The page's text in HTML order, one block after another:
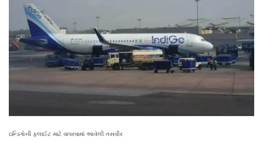
ઇન્ડિગોની ફ્લાઈટ માટે વાપરવામાં આવેલી તસવીર